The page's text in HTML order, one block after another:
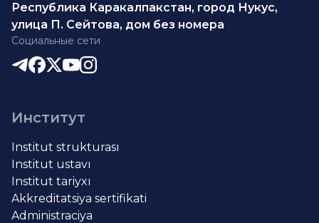
Республика Каракалпакстан, город Нукус,
улица П. Сейтова, дом без номера
Социальные сети
Институт
Institut strukturası
Institut ustavı
Institut tariyxı
Akkreditatsiya sertifikati
Administraciya